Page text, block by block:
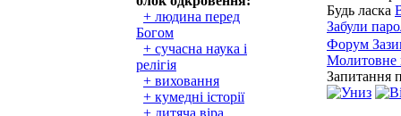
+ людина перед
Богом
+ сучасна наука і
релігія
+ виховання
+ кумедні історії
+ дитяча віра
Будь ласка
Забули
Форум
Молитовне
Запитання